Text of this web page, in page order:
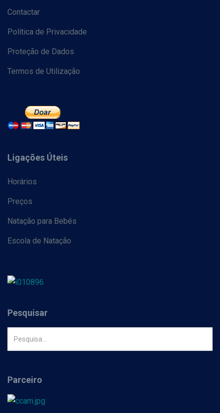
Contactar
Política de Privacidade
Proteção de Dados
Termos de Utilização
Ligações Úteis
Horários
Preços
Natação para Bebés
Escola de Natação
Pesquisar
Parceiro